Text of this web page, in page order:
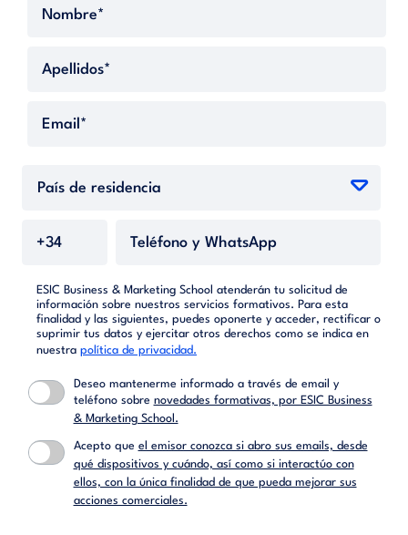
ESIC Business & Marketing School atenderán tu solicitud de
información sobre nuestros servicios formativos. Para esta
finalidad y las siguientes, puedes oponerte y acceder, rectificar o
suprimir tus datos y ejercitar otros derechos como se indica en
nuestra política de privacidad.
Deseo mantenerme informado a través de email y
teléfono sobre novedades formativas, por ESIC Business
& Marketing School.
Acepto que el emisor conozca si abro sus emails, desde
qué dispositivos y cuándo, así como si interactúo con
ellos, con la única finalidad de que pueda mejorar sus
acciones comerciales.